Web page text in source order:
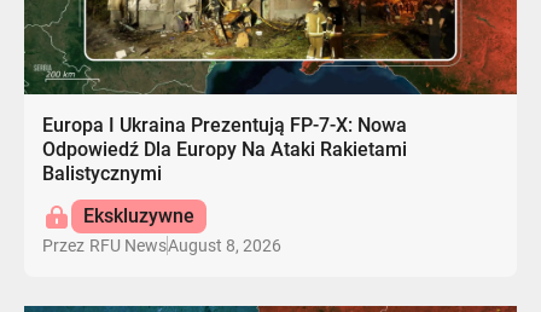
Europa I Ukraina Prezentują FP-7-X: Nowa
Odpowiedź Dla Europy Na Ataki Rakietami
Balistycznymi
Ekskluzywne
Przez RFU NewsAugust 8, 2026